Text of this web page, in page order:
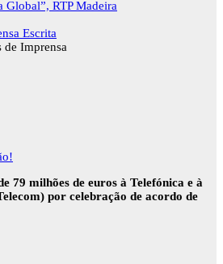
Global”, RTP Madeira
Escrita
de Imprensa
79 milhões de euros à Telefónica e à
por celebração de acordo de